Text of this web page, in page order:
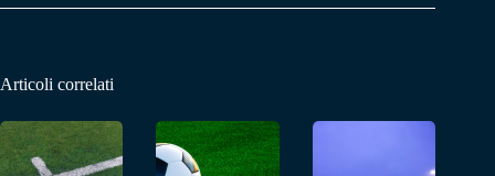
Articoli correlati